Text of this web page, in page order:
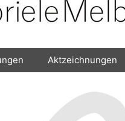
Aktzeichnungen